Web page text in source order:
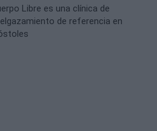
Libre es una clínica de
de referencia en